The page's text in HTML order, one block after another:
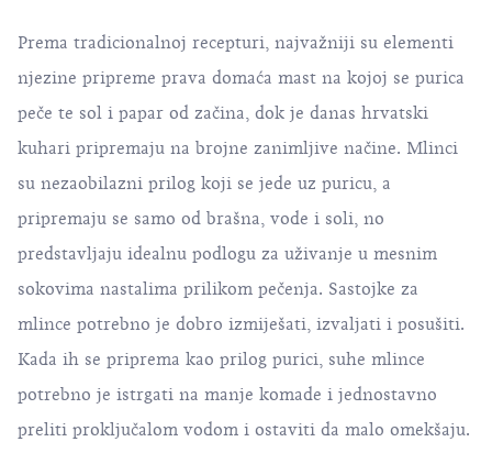
Prema tradicionalnoj recepturi, najvažniji su elementi
njezine pripreme prava domaća mast na kojoj se purica
peče te sol i papar od začina, dok je danas hrvatski
kuhari pripremaju na brojne zanimljive načine. Mlinci
su nezaobilazni prilog koji se jede uz puricu, a
pripremaju se samo od brašna, vode i soli, no
predstavljaju idealnu podlogu za uživanje u mesnim
sokovima nastalima prilikom pečenja. Sastojke za
mlince potrebno je dobro izmiješati, izvaljati i posušiti.
Kada ih se priprema kao prilog purici, suhe mlince
potrebno je istrgati na manje komade i jednostavno
preliti proključalom vodom i ostaviti da malo omekšaju.